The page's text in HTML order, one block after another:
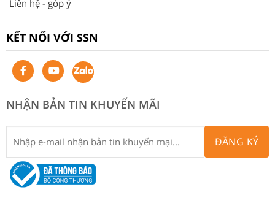
Liên hệ - góp ý
KẾT NỐI VỚI SSN
NHẬN BẢN TIN KHUYẾN MÃI
ĐĂNG KÝ